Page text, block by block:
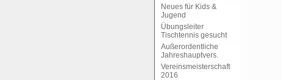
Neues für Kids &
Jugend
Übungsleiter
Tischtennis gesucht
Außerordentliche
Jahreshauptvers.
Vereinsmeisterschaft
2016